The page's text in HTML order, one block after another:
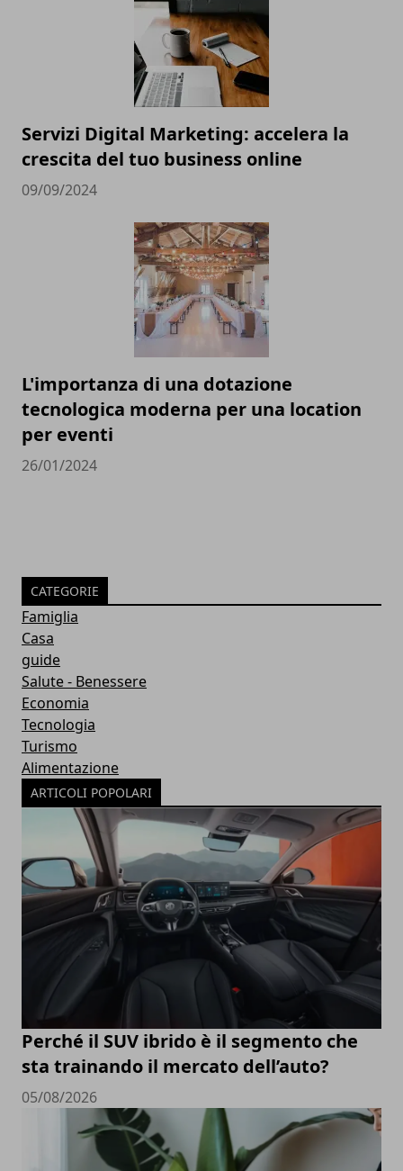
Servizi Digital Marketing: accelera la
crescita del tuo business online
09/09/2024
L'importanza di una dotazione
tecnologica moderna per una location
per eventi
26/01/2024
CATEGORIE
Famiglia
Casa
guide
Salute - Benessere
Economia
Tecnologia
Turismo
Alimentazione
ARTICOLI POPOLARI
Perché il SUV ibrido è il segmento che
sta trainando il mercato dell’auto?
05/08/2026